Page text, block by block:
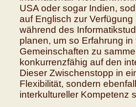
USA oder sogar Indien,
auf Englisch zur
während des
planen, um so Erfahrung
Gemeinschaften zu
konkurrenzfähig auf den
Dieser Zwischenstopp in
Flexibilität, sondern
interkultureller Kompetenz